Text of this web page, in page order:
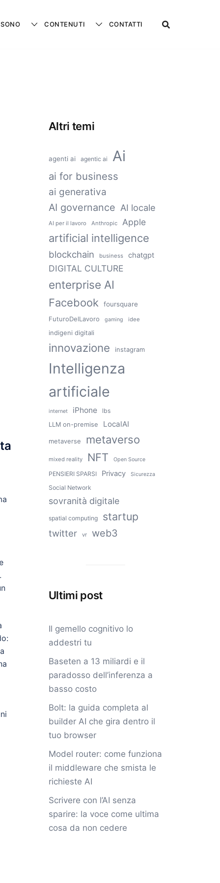
CONTENUTI CONTATTI
Altri temi
agenti ai agentic ai Ai
ai for business
ai generativa
AI governance AI locale
AI per il lavoro Anthropic Apple
artificial intelligence
blockchain business chatgpt
DIGITAL CULTURE
enterprise AI
Facebook
foursquare
FuturoDelLavoro
gaming idee
indigeni digitali
innovazione instagram
Intelligenza
artificiale
internet iPhone lbs
LLM on-premise LocalAI
metaverse metaverso
mixed reality NFT Open Source
PENSIERI SPARSI Privacy Sicurezza
Social Network
sovranità digitale
spatial computing startup
twitter vr web3
Ultimi post
Il gemello cognitivo lo
addestri tu
Baseten a 13 miliardi e il
paradosso dell’inferenza a
basso costo
Bolt: la guida completa al
builder AI che gira dentro il
tuo browser
Model router: come funziona
il middleware che smista le
richieste AI
Scrivere con l’AI senza
sparire: la voce come ultima
cosa da non cedere